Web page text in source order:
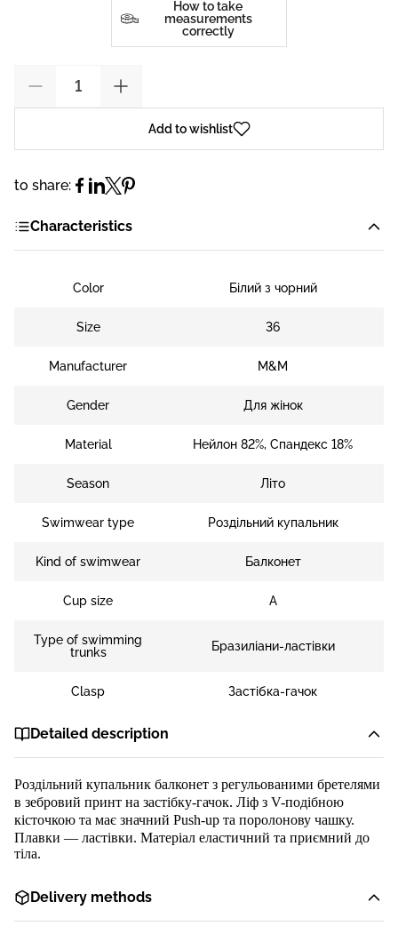
How to take
measurements
correctly
Add to wishlist
to share:
Characteristics
Color Білий з чорний
Size 36
Manufacturer M&M
Gender Для жінок
Material Нейлон 82%, Спандекс 18%
Season Літо
Swimwear type Роздільний купальник
Kind of swimwear Балконет
Cup size A
Type of swimming
trunks
Бразиліани-ластівки
Clasp Застібка-гачок
Detailed description
Роздільний купальник балконет з регульованими бретелями
в зебровий принт на застібку-гачок. Ліф з V-подібною
кісточкою та має значний Push-up та поролонову чашку.
Плавки — ластівки. Матеріал еластичний та приємний до
тіла.
Delivery methods